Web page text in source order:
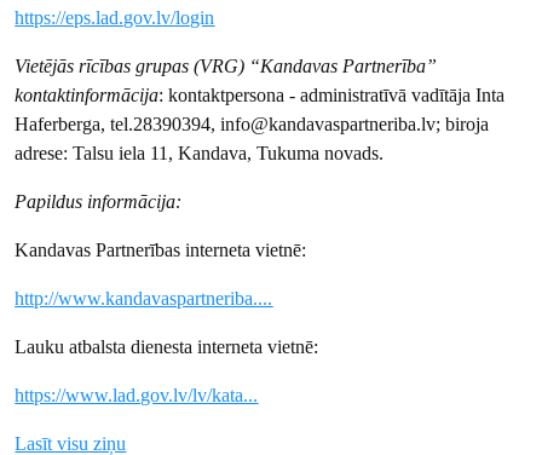
https://eps.lad.gov.lv/login
Vietējās rīcības grupas (VRG) “Kandavas Partnerība”
kontaktinformācija: kontaktpersona - administratīvā vadītāja Inta
Haferberga, tel.28390394, info@kandavaspartneriba.lv; biroja
adrese: Talsu iela 11, Kandava, Tukuma novads.
Papildus informācija:
Kandavas Partnerības interneta vietnē:
http://www.kandavaspartneriba....
Lauku atbalsta dienesta interneta vietnē:
https://www.lad.gov.lv/lv/kata...
Lasīt visu ziņu